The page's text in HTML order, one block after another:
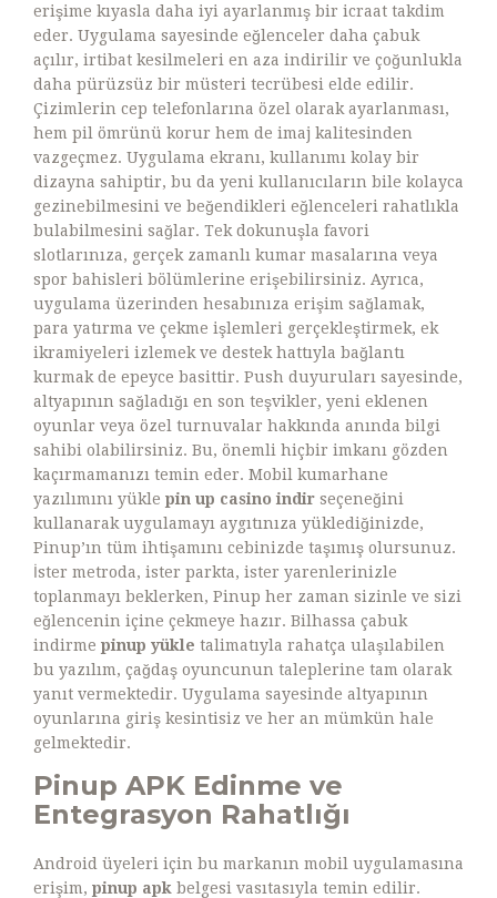
erişime kıyasla daha iyi ayarlanmış bir icraat takdim
eder. Uygulama sayesinde eğlenceler daha çabuk
açılır, irtibat kesilmeleri en aza indirilir ve çoğunlukla
daha pürüzsüz bir müsteri tecrübesi elde edilir.
Çizimlerin cep telefonlarına özel olarak ayarlanması,
hem pil ömrünü korur hem de imaj kalitesinden
vazgeçmez. Uygulama ekranı, kullanımı kolay bir
dizayna sahiptir, bu da yeni kullanıcıların bile kolayca
gezinebilmesini ve beğendikleri eğlenceleri rahatlıkla
bulabilmesini sağlar. Tek dokunuşla favori
slotlarınıza, gerçek zamanlı kumar masalarına veya
spor bahisleri bölümlerine erişebilirsiniz. Ayrıca,
uygulama üzerinden hesabınıza erişim sağlamak,
para yatırma ve çekme işlemleri gerçekleştirmek, ek
ikramiyeleri izlemek ve destek hattıyla bağlantı
kurmak de epeyce basittir. Push duyuruları sayesinde,
altyapının sağladığı en son teşvikler, yeni eklenen
oyunlar veya özel turnuvalar hakkında anında bilgi
sahibi olabilirsiniz. Bu, önemli hiçbir imkanı gözden
kaçırmamanızı temin eder. Mobil kumarhane
yazılımını yükle pin up casino indir seçeneğini
kullanarak uygulamayı aygıtınıza yüklediğinizde,
Pinup’ın tüm ihtişamını cebinizde taşımış olursunuz.
İster metroda, ister parkta, ister yarenlerinizle
toplanmayı beklerken, Pinup her zaman sizinle ve sizi
eğlencenin içine çekmeye hazır. Bilhassa çabuk
indirme pinup yükle talimatıyla rahatça ulaşılabilen
bu yazılım, çağdaş oyuncunun taleplerine tam olarak
yanıt vermektedir. Uygulama sayesinde altyapının
oyunlarına giriş kesintisiz ve her an mümkün hale
gelmektedir.
Pinup APK Edinme ve
Entegrasyon Rahatlığı
Android üyeleri için bu markanın mobil uygulamasına
erişim, pinup apk belgesi vasıtasıyla temin edilir.